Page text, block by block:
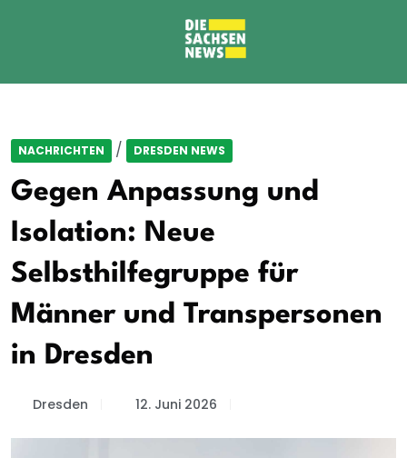
NACHRICHTEN / DRESDEN NEWS
Gegen Anpassung und
Isolation: Neue
Selbsthilfegruppe für
Männer und Transpersonen
in Dresden
Dresden 12. Juni 2026